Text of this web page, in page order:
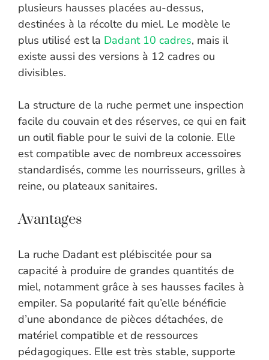
plusieurs hausses placées au-dessus,
destinées à la récolte du miel. Le modèle le
plus utilisé est la Dadant 10 cadres, mais il
existe aussi des versions à 12 cadres ou
divisibles.
La structure de la ruche permet une inspection
facile du couvain et des réserves, ce qui en fait
un outil fiable pour le suivi de la colonie. Elle
est compatible avec de nombreux accessoires
standardisés, comme les nourrisseurs, grilles à
reine, ou plateaux sanitaires.
Avantages
La ruche Dadant est plébiscitée pour sa
capacité à produire de grandes quantités de
miel, notamment grâce à ses hausses faciles à
empiler. Sa popularité fait qu’elle bénéficie
d’une abondance de pièces détachées, de
matériel compatible et de ressources
pédagogiques. Elle est très stable, supporte